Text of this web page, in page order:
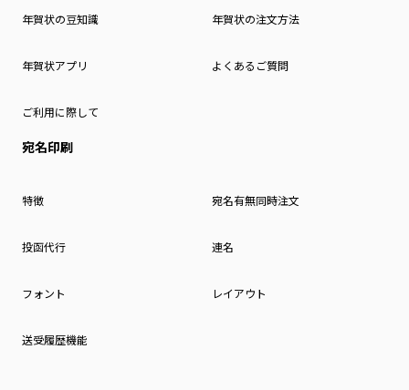
年賀状の豆知識 年賀状の注文方法
年賀状アプリ よくあるご質問
ご利用に際して
宛名印刷
特徴 宛名有無同時注文
投函代行 連名
フォント レイアウト
送受履歴機能